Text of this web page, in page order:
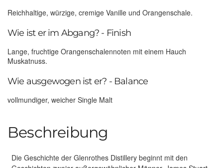
Reichhaltige, würzige, cremige Vanille und Orangenschale.
Wie ist er im Abgang? - Finish
Lange, fruchtige Orangenschalennoten mit einem Hauch
Muskatnuss.
Wie ausgewogen ist er? - Balance
vollmundiger, weicher Single Malt
Beschreibung
Die Geschichte der Glenrothes Distillery beginnt mit den